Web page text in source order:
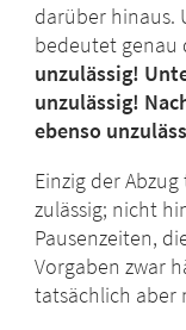
darüber hinaus.
bedeutet genau
unzulässig!
unzulässig!
ebenso
Einzig der
zulässig; nicht
Pausenzeiten,
Vorgaben zwar
tatsächlich aber